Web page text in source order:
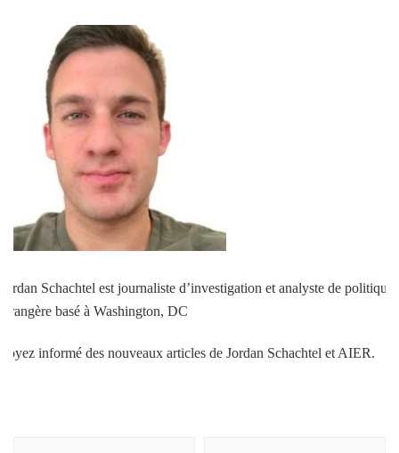
Jordan Schachtel est journaliste d’investigation et analyste de politique
étrangère basé à Washington, DC
Soyez informé des nouveaux articles de Jordan Schachtel et AIER.